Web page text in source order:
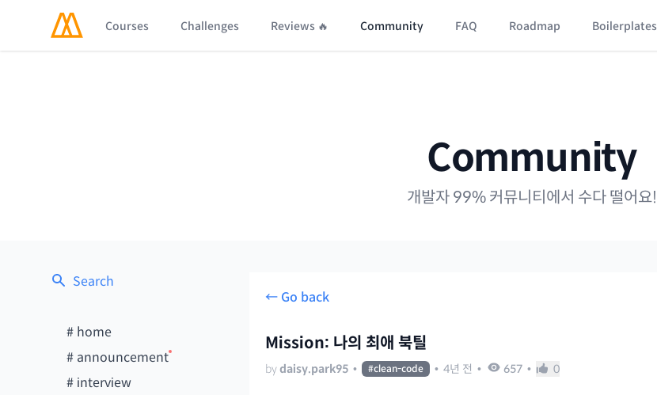
Courses Challenges Reviews 🔥 Community FAQ Roadmap Boilerplates
Community
개발자 99% 커뮤니티에서 수다 떨어요!
Search
# home
# announcement
# interview
← Go back
Mission: 나의 최애 북틸
bydaisy.park95 • #clean-code • 4년 전 • 657 • 0